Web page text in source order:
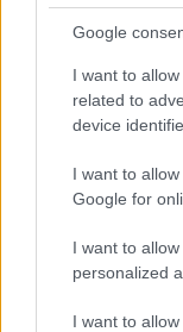
Google
I want to
related to
device
I want to
Google for
I want to
personalized
I want to
pēkšņi atskan
Raimonda Paula
Māris Grigalis